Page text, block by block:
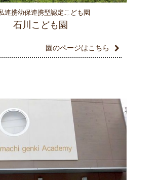
連携幼保連携型認定こども園
石川こども園
園のページはこちら